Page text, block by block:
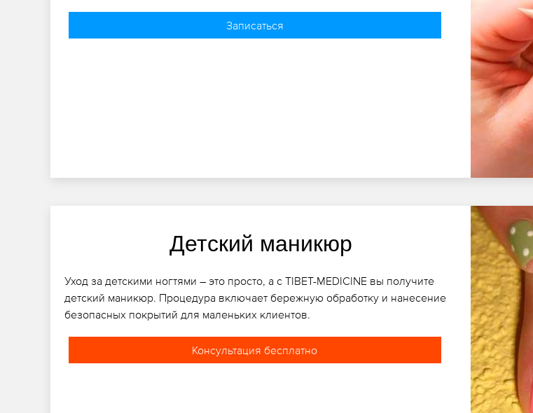
Записаться
Детский маникюр
Уход за детскими ногтями – это просто, а с TIBET-MEDICINE вы получите
детский маникюр. Процедура включает бережную обработку и нанесение
безопасных покрытий для маленьких клиентов.
Консультация бесплатно